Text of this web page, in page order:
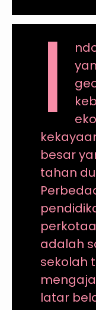
I
besar
tahan
adalah
sekolah
latar